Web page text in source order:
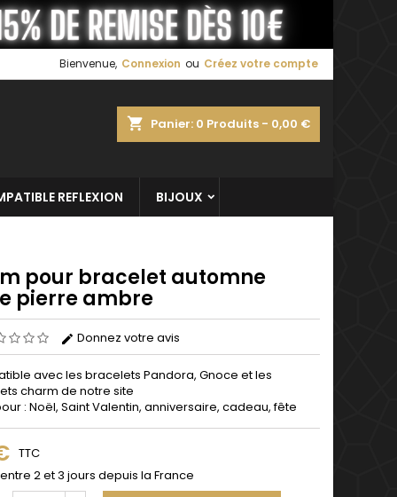
Bienvenue, Connexion ou Créez votre compte
shopping_cart Panier: 0 Produits - 0,00 €
REFLEXION BIJOUX
pour bracelet automne
pierre ambre
Donnez votre avis
avec les bracelets Pandora, Gnoce et les
charm de notre site
: Noël, Saint Valentin, anniversaire, cadeau, fête
TTC
2 et 3 jours depuis la France